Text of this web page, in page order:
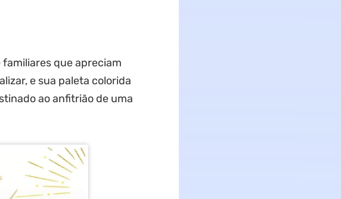
que apreciam
e sua paleta colorida
ao anfitrião de uma